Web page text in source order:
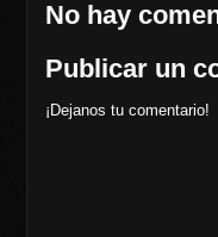
No hay
Publicar un
¡Dejanos tu comentario!